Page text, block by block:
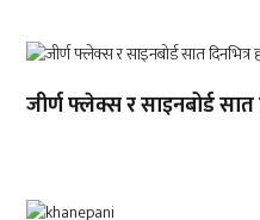
जीर्ण फ्लेक्स र साइनबोर्ड सात